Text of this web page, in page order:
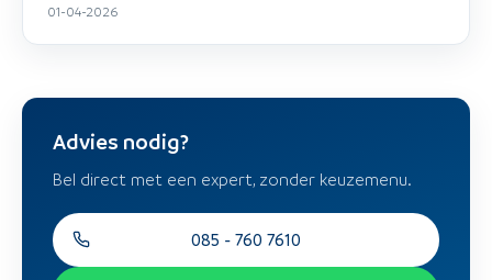
01-04-2026
Advies nodig?
Bel direct met een expert, zonder keuzemenu.
085 - 760 7610